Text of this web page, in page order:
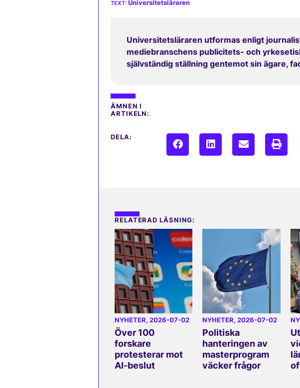
Universitetsläraren
Universitetsläraren utformas enligt
mediebranschens publicitets- och
självständig ställning gentemot sin ägare,
ÄMNEN I
ARTIKELN:
DELA:
RELATERAD LÄSNING:
NYHETER, 2026-07-02
Över 100
forskare
protesterar mot
AI-beslut
NYHETER, 2026-07-02
Politiska
hanteringen av
masterprogram
väcker frågor